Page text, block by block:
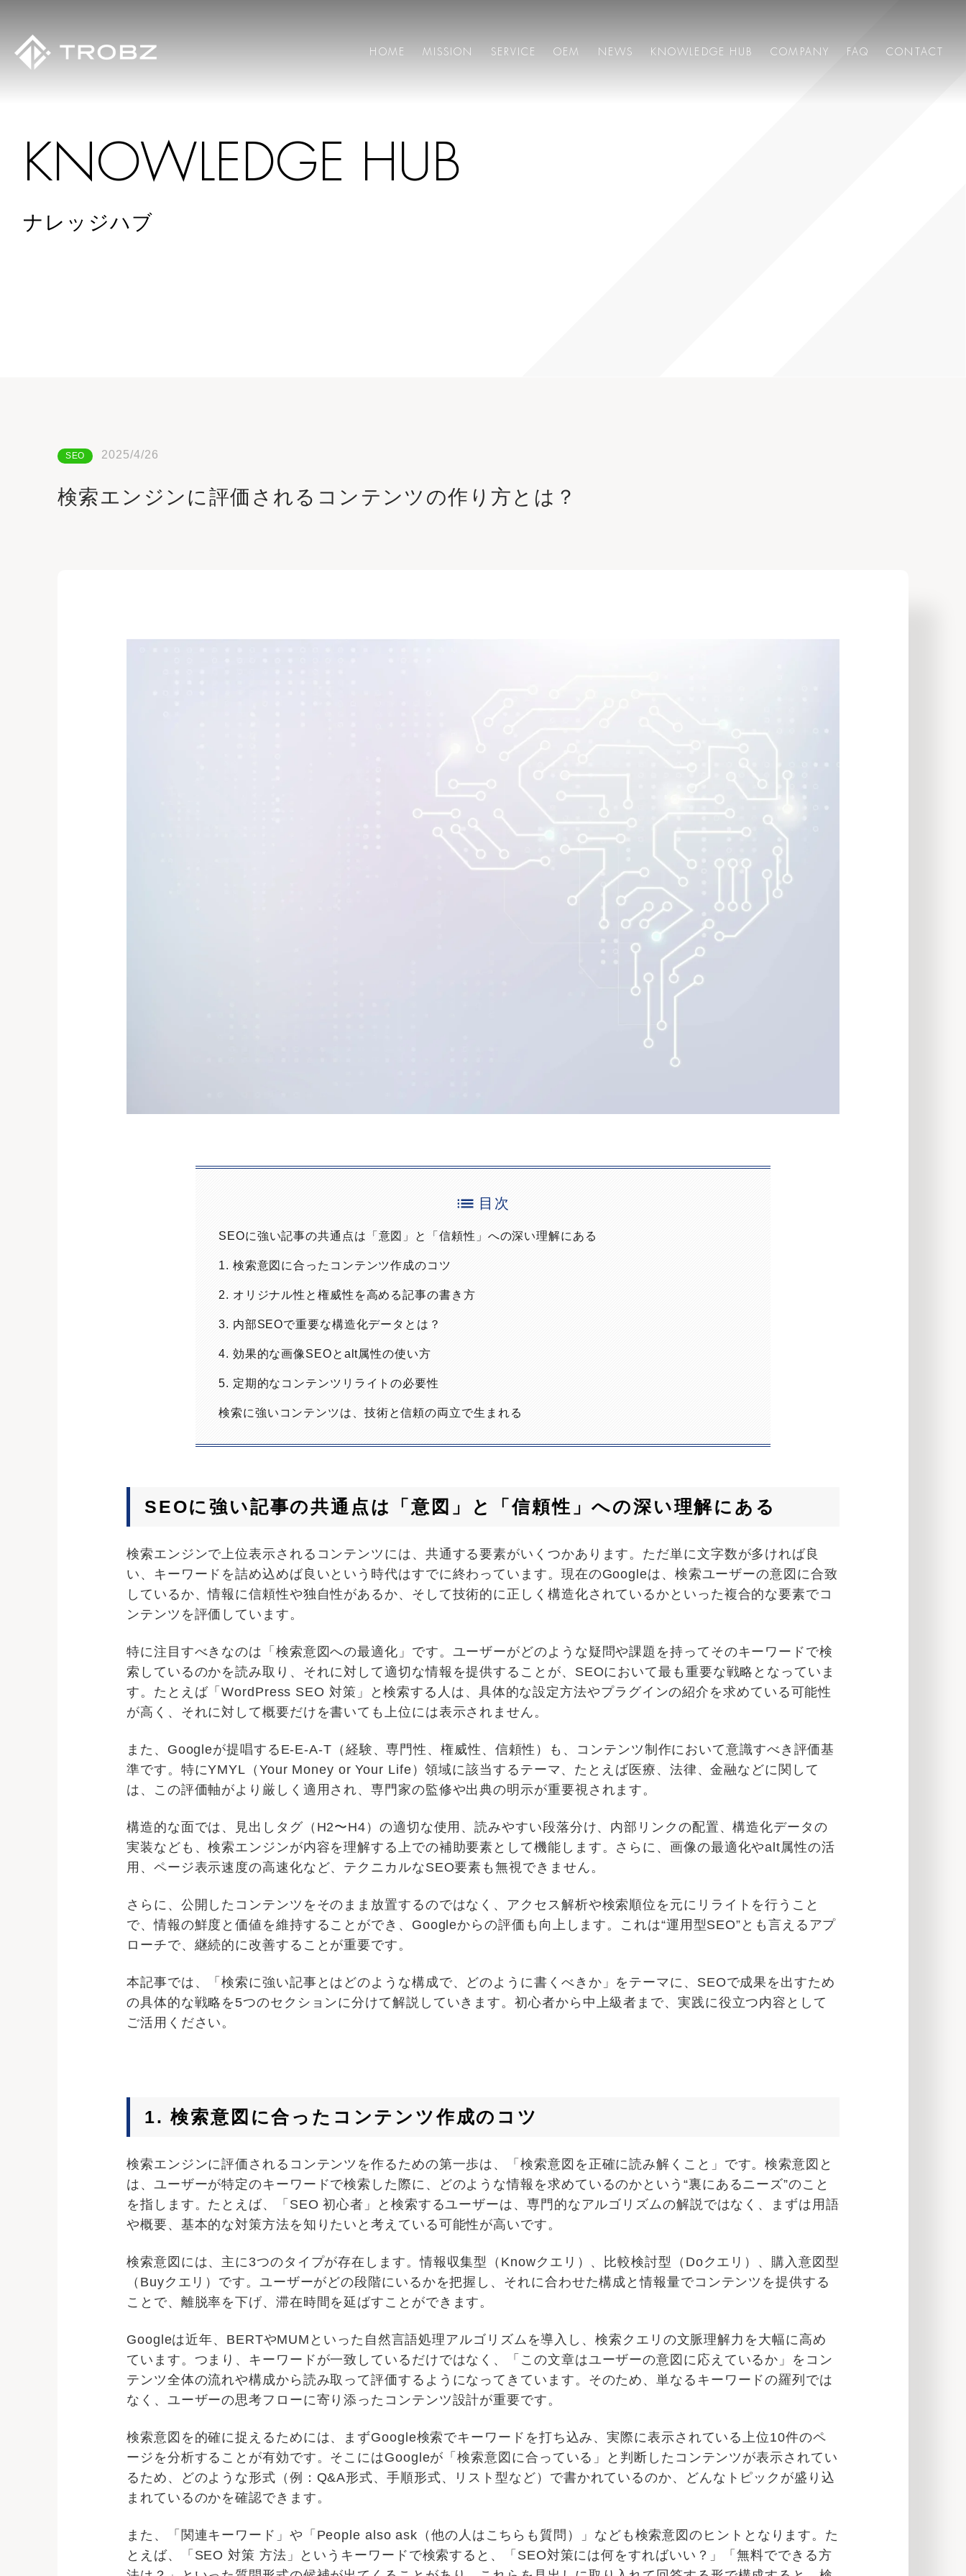
HOME MISSION SERVICE OEM NEWS KNOWLEDGE HUB COMPANY FAQ CONTACT
KNOWLEDGE HUB
ナレッジハブ
SEO 2025/4/26
検索エンジンに評価されるコンテンツの作り方とは？
目次
SEOに強い記事の共通点は「意図」と「信頼性」への深い理解にある
1. 検索意図に合ったコンテンツ作成のコツ
2. オリジナル性と権威性を高める記事の書き方
3. 内部SEOで重要な構造化データとは？
4. 効果的な画像SEOとalt属性の使い方
5. 定期的なコンテンツリライトの必要性
検索に強いコンテンツは、技術と信頼の両立で生まれる
SEOに強い記事の共通点は「意図」と「信頼性」への深い理解にある
検索エンジンで上位表示されるコンテンツには、共通する要素がいくつかあります。ただ単に文字数が多ければ良
い、キーワードを詰め込めば良いという時代はすでに終わっています。現在のGoogleは、検索ユーザーの意図に合致
しているか、情報に信頼性や独自性があるか、そして技術的に正しく構造化されているかといった複合的な要素でコ
ンテンツを評価しています。
特に注目すべきなのは「検索意図への最適化」です。ユーザーがどのような疑問や課題を持ってそのキーワードで検
索しているのかを読み取り、それに対して適切な情報を提供することが、SEOにおいて最も重要な戦略となっていま
す。たとえば「WordPress SEO 対策」と検索する人は、具体的な設定方法やプラグインの紹介を求めている可能性
が高く、それに対して概要だけを書いても上位には表示されません。
また、Googleが提唱するE-E-A-T（経験、専門性、権威性、信頼性）も、コンテンツ制作において意識すべき評価基
準です。特にYMYL（Your Money or Your Life）領域に該当するテーマ、たとえば医療、法律、金融などに関して
は、この評価軸がより厳しく適用され、専門家の監修や出典の明示が重要視されます。
構造的な面では、見出しタグ（H2〜H4）の適切な使用、読みやすい段落分け、内部リンクの配置、構造化データの
実装なども、検索エンジンが内容を理解する上での補助要素として機能します。さらに、画像の最適化やalt属性の活
用、ページ表示速度の高速化など、テクニカルなSEO要素も無視できません。
さらに、公開したコンテンツをそのまま放置するのではなく、アクセス解析や検索順位を元にリライトを行うこと
で、情報の鮮度と価値を維持することができ、Googleからの評価も向上します。これは“運用型SEO”とも言えるアプ
ローチで、継続的に改善することが重要です。
本記事では、「検索に強い記事とはどのような構成で、どのように書くべきか」をテーマに、SEOで成果を出すため
の具体的な戦略を5つのセクションに分けて解説していきます。初心者から中上級者まで、実践に役立つ内容として
ご活用ください。
1. 検索意図に合ったコンテンツ作成のコツ
検索エンジンに評価されるコンテンツを作るための第一歩は、「検索意図を正確に読み解くこと」です。検索意図と
は、ユーザーが特定のキーワードで検索した際に、どのような情報を求めているのかという“裏にあるニーズ”のこと
を指します。たとえば、「SEO 初心者」と検索するユーザーは、専門的なアルゴリズムの解説ではなく、まずは用語
や概要、基本的な対策方法を知りたいと考えている可能性が高いです。
検索意図には、主に3つのタイプが存在します。情報収集型（Knowクエリ）、比較検討型（Doクエリ）、購入意図型
（Buyクエリ）です。ユーザーがどの段階にいるかを把握し、それに合わせた構成と情報量でコンテンツを提供する
ことで、離脱率を下げ、滞在時間を延ばすことができます。
Googleは近年、BERTやMUMといった自然言語処理アルゴリズムを導入し、検索クエリの文脈理解力を大幅に高め
ています。つまり、キーワードが一致しているだけではなく、「この文章はユーザーの意図に応えているか」をコン
テンツ全体の流れや構成から読み取って評価するようになってきています。そのため、単なるキーワードの羅列では
なく、ユーザーの思考フローに寄り添ったコンテンツ設計が重要です。
検索意図を的確に捉えるためには、まずGoogle検索でキーワードを打ち込み、実際に表示されている上位10件のペ
ージを分析することが有効です。そこにはGoogleが「検索意図に合っている」と判断したコンテンツが表示されてい
るため、どのような形式（例：Q&A形式、手順形式、リスト型など）で書かれているのか、どんなトピックが盛り込
まれているのかを確認できます。
また、「関連キーワード」や「People also ask（他の人はこちらも質問）」なども検索意図のヒントとなります。た
とえば、「SEO 対策 方法」というキーワードで検索すると、「SEO対策には何をすればいい？」「無料でできる方